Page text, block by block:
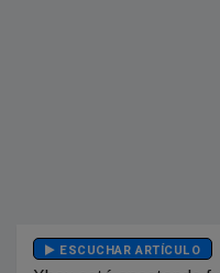
ESCUCHAR ARTÍCULO